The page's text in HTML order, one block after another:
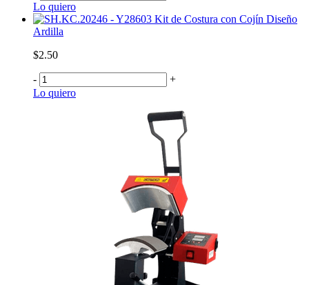
Lo quiero
Kit de Costura con Cojín Diseño
Ardilla
$2.50
-
+
Lo quiero